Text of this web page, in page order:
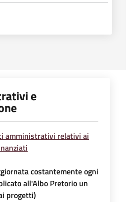
e
amministrativi relativi ai
costantemente ogni
all'Albo Pretorio un
progetti)